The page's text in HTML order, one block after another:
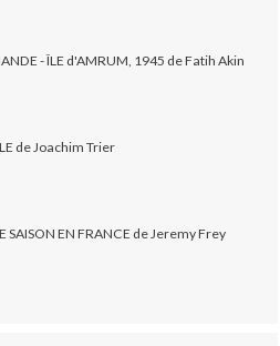
- ÎLE d'AMRUM, 1945 de Fatih Akin
de Joachim Trier
SAISON EN FRANCE de Jeremy Frey